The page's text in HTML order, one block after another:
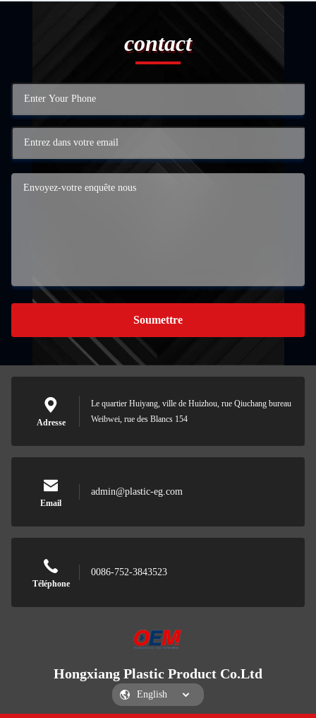
contact
Soumettre
Adresse
Le quartier Huiyang, ville de Huizhou, rue Qiuchang bureau
Weibwei, rue des Blancs 154
Email
admin@plastic-eg.com
Téléphone
0086-752-3843523
Hongxiang Plastic Product Co.Ltd